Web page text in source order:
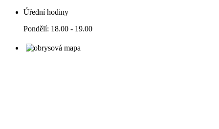
Úřední hodiny
Pondělí: 18.00 - 19.00